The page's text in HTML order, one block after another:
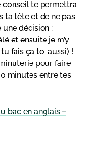
conseil te permettra
ta tête et de ne pas
une décision :
et ensuite je m’y
fais ça toi aussi) !
pour faire
minutes entre tes
bac en anglais –